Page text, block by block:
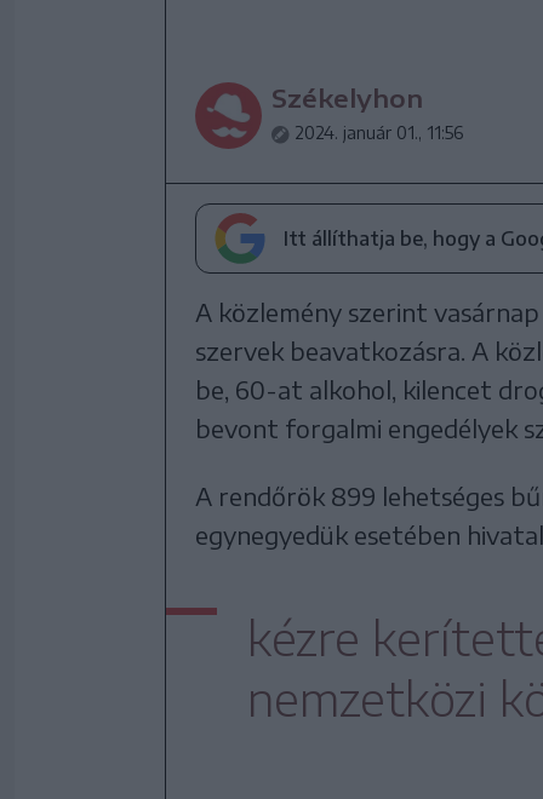
Székelyhon
2024. január 01., 11:56
Itt állíthatja be, hogy a
A közlemény szerint
szervek beavatkozásra. A
be, 60-at alkohol, kilencet
bevont forgalmi engedélyek
A rendőrök 899 lehetséges
egynegyedük esetében
kézre
nemzetközi